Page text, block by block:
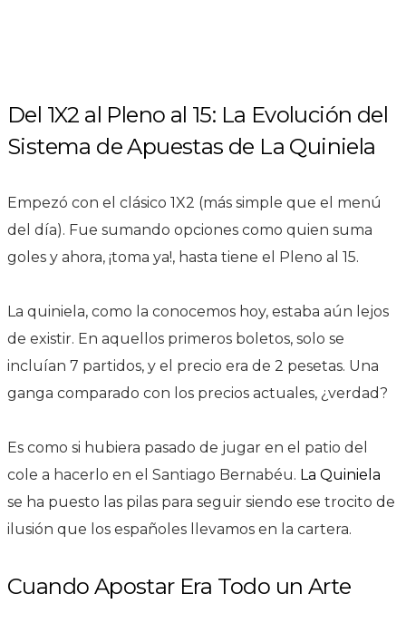
Del 1X2 al Pleno al 15: La Evolución del
Sistema de Apuestas de La Quiniela
Empezó con el clásico 1X2 (más simple que el menú
del día). Fue sumando opciones como quien suma
goles y ahora, ¡toma ya!, hasta tiene el Pleno al 15.
La quiniela, como la conocemos hoy, estaba aún lejos
de existir. En aquellos primeros boletos, solo se
incluían 7 partidos, y el precio era de 2 pesetas. Una
ganga comparado con los precios actuales, ¿verdad?
Es como si hubiera pasado de jugar en el patio del
cole a hacerlo en el Santiago Bernabéu. La Quiniela
se ha puesto las pilas para seguir siendo ese trocito de
ilusión que los españoles llevamos en la cartera.
Cuando Apostar Era Todo un Arte